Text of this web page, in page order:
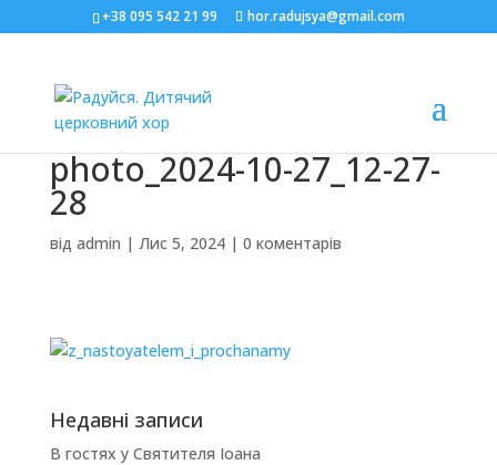
+38 095 542 21 99 hor.radujsya@gmail.com
photo_2024-10-27_12-27-
28
від admin | Лис 5, 2024| 0 коментарів
Недавні записи
В гостях у Святителя Іоана